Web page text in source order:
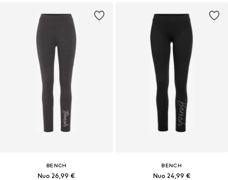
BENCH
Nuo 26,99 €
BENCH
Nuo 24,99 €